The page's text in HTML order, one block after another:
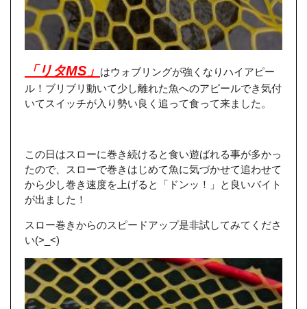
「リタMS」 はウォブリングが強くなりハイアピー
ル！ブリブリ動いて少し離れた魚へのアピールでき気付
いてスイッチが入り勢い良く追って食って来ました。
この日はスローに巻き続けると食い遊ばれる事が多かっ
たので、スローで巻きはじめて魚に気づかせて追わせて
から少し巻き速度を上げると「ドンッ！」と良いバイト
が出ました！
スロー巻きからのスピードアップ是非試してみてくださ
い(>_<)